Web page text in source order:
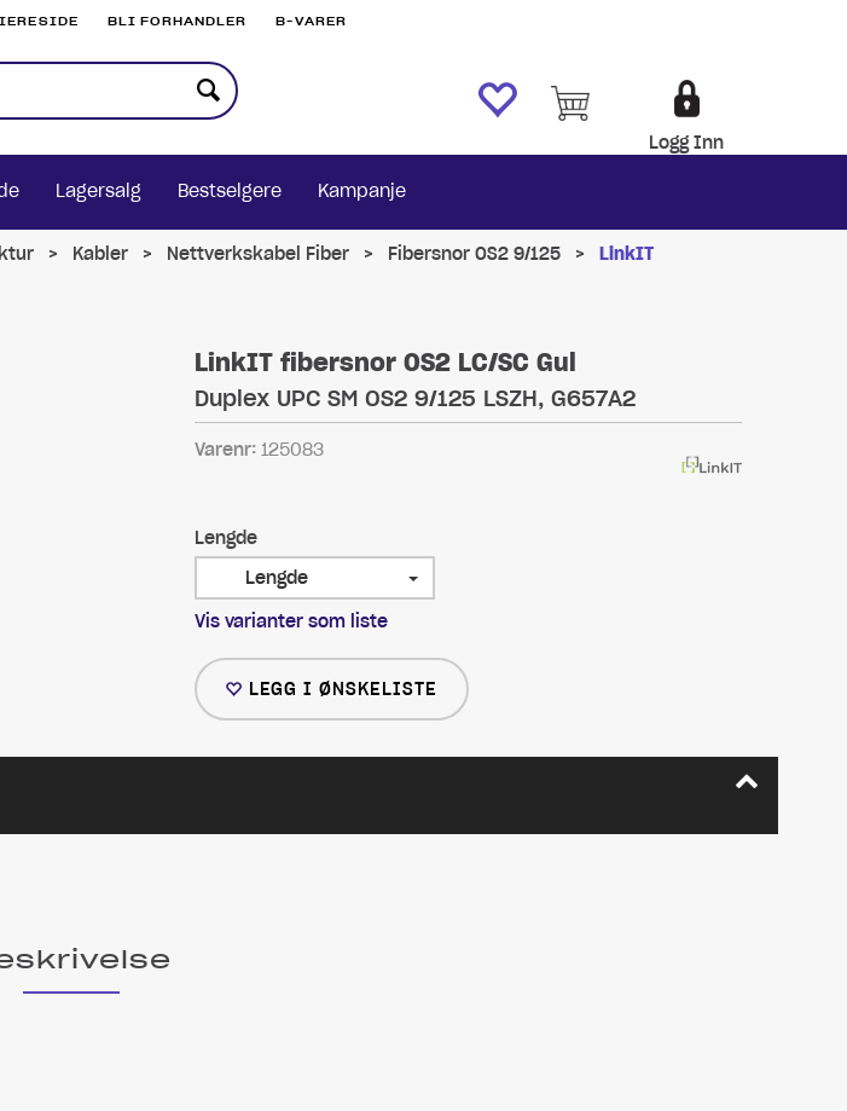
BLI FORHANDLER B-VARER
Logg Inn
Lagersalg Bestselgere Kampanje
> Kabler > Nettverkskabel Fiber > Fibersnor OS2 9/125 >
LinkIT
LinkIT fibersnor OS2 LC/SC Gul
Duplex UPC SM OS2 9/125 LSZH, G657A2
Varenr: 125083
Lengde
Lengde
Vis varianter som liste
LEGG I ØNSKELISTE